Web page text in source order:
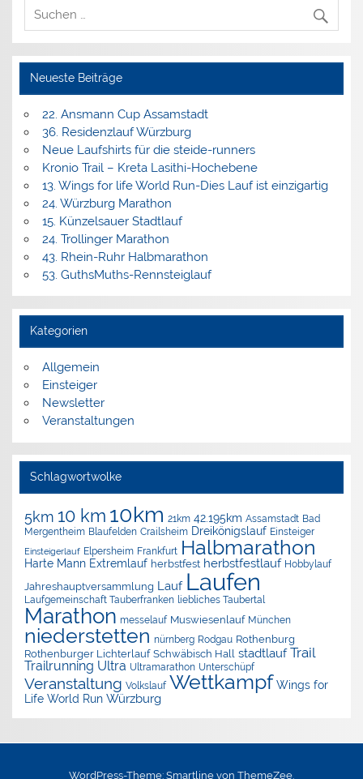
Neueste Beiträge
22. Ansmann Cup Assamstadt
36. Residenzlauf Würzburg
Neue Laufshirts für die steide-runners
Kronio Trail – Kreta Lasithi-Hochebene
13. Wings for life World Run-Dies Lauf ist einzigartig
24. Würzburg Marathon
15. Künzelsauer Stadtlauf
24. Trollinger Marathon
43. Rhein-Ruhr Halbmarathon
53. GuthsMuths-Rennsteiglauf
Kategorien
Allgemein
Einsteiger
Newsletter
Veranstaltungen
Schlagwortwolke
5km 10 km 10km 21km 42.195km Assamstadt Bad
Mergentheim Blaufelden Crailsheim Dreikönigslauf Einsteiger
Einsteigerlauf Elpersheim Frankfurt Halbmarathon
Harte Mann Extremlauf herbstfest herbstfestlauf Hobbylauf
Jahreshauptversammlung Lauf Laufen
Laufgemeinschaft Tauberfranken liebliches Taubertal
Marathon messelauf Muswiesenlauf München
niederstetten nürnberg Rodgau Rothenburg
Rothenburger Lichterlauf Schwäbisch Hall stadtlauf Trail
Trailrunning Ultra Ultramarathon Unterschüpf
Veranstaltung Volkslauf Wettkampf Wings for
Life World Run Würzburg
WordPress-Theme: Smartline von ThemeZee.